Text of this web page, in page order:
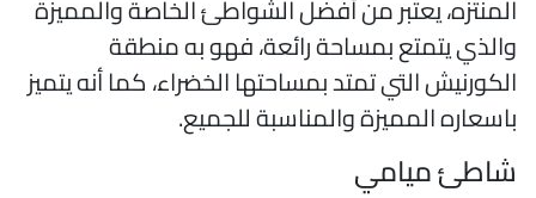
يعتبر من أفضل الشواطئ الخاصة والمميزة
يتمتع بمساحة رائعة، فهو به منطقة
التي تمتد بمساحتها الخضراء، كما أنه يتميز
المميزة والمناسبة للجميع.
ميامي